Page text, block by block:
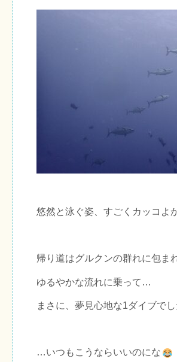
悠然と泳ぐ姿、すごくカッコよ
帰り道はグルクンの群れに包ま
ゆるやかな流れに乗って…
まさに、夢見心地な1ダイブでし
…いつもこうならいいのにな